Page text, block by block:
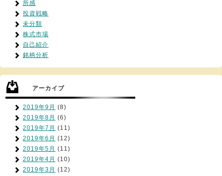
所感
投資戦略
未分類
株式市場
自己紹介
銘柄分析
アーカイブ
2019年9月 (8)
2019年8月 (6)
2019年7月 (11)
2019年6月 (12)
2019年5月 (11)
2019年4月 (10)
2019年3月 (12)